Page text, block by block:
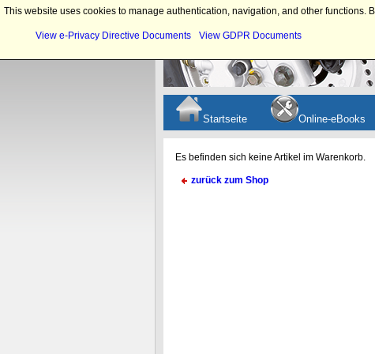
Startseite Online-eBooks
Es befinden sich keine Artikel im Warenkorb.
zurück zum Shop
This website uses cookies to manage authentication, navigation, and other
View e-Privacy Directive Documents View GDPR Documents